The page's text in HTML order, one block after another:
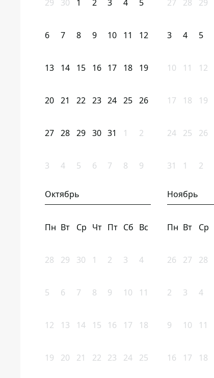
29 30 1 2 3 4 5
6 7 8 9 10 11 12
13 14 15 16 17 18 19
20 21 22 23 24 25 26
27 28 29 30 31 1 2
3 4 5 6 7 8 9
27 28 29
3 4 5
10 11 12
17 18 19
24 25 26
31 1 2
Октябрь
Пн Вт Ср Чт Пт Сб Вс
28 29 30 1 2 3 4
5 6 7 8 9 10 11
12 13 14 15 16 17 18
19 20 21 22 23 24 25
Ноябрь
Пн Вт Ср
26 27 28
2 3 4
9 10 11
16 17 18